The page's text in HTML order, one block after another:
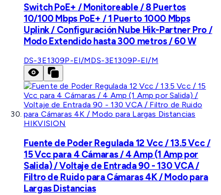
Switch PoE+ / Monitoreable / 8 Puertos
10/100 Mbps PoE+ / 1 Puerto 1000 Mbps
Uplink / Configuración Nube Hik-Partner Pro /
Modo Extendido hasta 300 metros / 60 W
DS-3E1309P-EI/MDS-3E1309P-EI/M
HIKVISION
Fuente de Poder Regulada 12 Vcc / 13.5 Vcc /
15 Vcc para 4 Cámaras / 4 Amp (1 Amp por
Salida) / Voltaje de Entrada 90 - 130 VCA /
Filtro de Ruido para Cámaras 4K / Modo para
Largas Distancias